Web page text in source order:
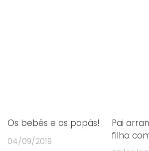
Os bebês e os papás!
04/09/2019
Pai
filho